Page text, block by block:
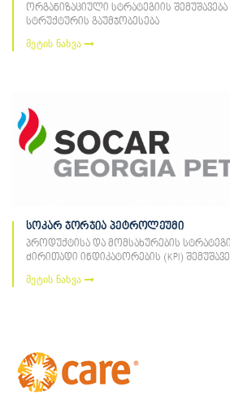
ორგანიზაციული სტრატეგიის
სტრუქტურის გაუმჯობესება
მეტის ნახვა
სოკარ ჯორჯია პეტროლეუმი
პროდუქტისა და მომსახურების
ძირითადი ინდიკატორების (KPI)
მეტის ნახვა